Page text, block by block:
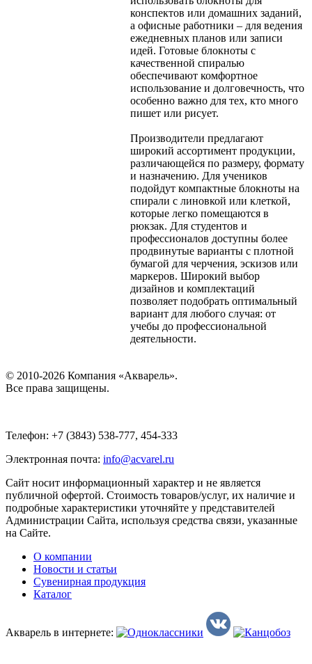
конспектов или домашних заданий,
а офисные работники – для ведения
ежедневных планов или записи
идей. Готовые блокноты с
качественной спиралью
обеспечивают комфортное
использование и долговечность, что
особенно важно для тех, кто много
пишет или рисует.
Производители предлагают
широкий ассортимент продукции,
различающейся по размеру, формату
и назначению. Для учеников
подойдут компактные блокноты на
спирали с линовкой или клеткой,
которые легко помещаются в
рюкзак. Для студентов и
профессионалов доступны более
продвинутые варианты с плотной
бумагой для черчения, эскизов или
маркеров. Широкий выбор
дизайнов и комплектаций
позволяет подобрать оптимальный
вариант для любого случая: от
учебы до профессиональной
деятельности.
© 2010-2026 Компания «Акварель».
Все права защищены.
Телефон: +7 (3843) 538-777, 454-333
Электронная почта: info@acvarel.ru
Сайт носит информационный характер и не является
публичной офертой. Стоимость товаров/услуг, их наличие и
подробные характеристики уточняйте у представителей
Администрации Сайта, используя средства связи, указанные
на Сайте.
О компании
Новости и статьи
Сувенирная продукция
Каталог
Акварель в интернете: